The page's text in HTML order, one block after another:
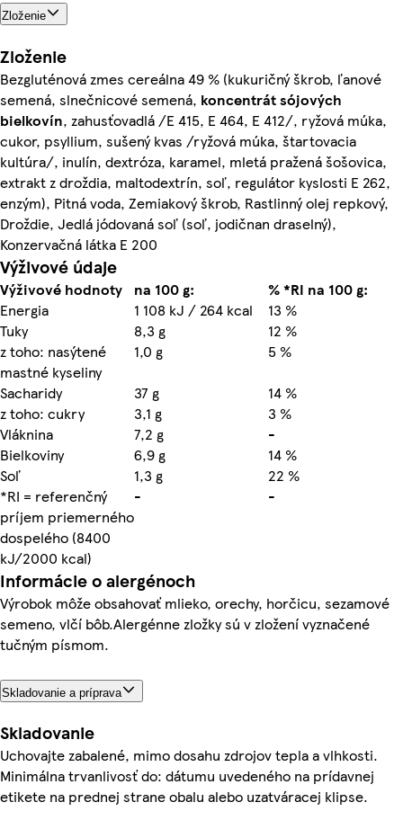
Zloženie
Zloženie
Bezgluténová zmes cereálna 49 % (kukuričný škrob, ľanové
semená, slnečnicové semená, koncentrát sójových
bielkovín, zahusťovadlá /E 415, E 464, E 412/, ryžová múka,
cukor, psyllium, sušený kvas /ryžová múka, štartovacia
kultúra/, inulín, dextróza, karamel, mletá pražená šošovica,
extrakt z droždia, maltodextrín, soľ, regulátor kyslosti E 262,
enzým), Pitná voda, Zemiakový škrob, Rastlinný olej repkový,
Droždie, Jedlá jódovaná soľ (soľ, jodičnan draselný),
Konzervačná látka E 200
Výživové údaje
Výživové hodnoty na 100 g:
% *RI na 100 g:
Energia
1 108 kJ / 264 kcal
13 %
Tuky
8,3 g
12 %
z toho: nasýtené
mastné kyseliny
1,0 g
5 %
Sacharidy
37 g
14 %
z toho: cukry
3,1 g
3 %
Vláknina
7,2 g
-
Bielkoviny
6,9 g
14 %
Soľ
1,3 g
22 %
*RI = referenčný
príjem priemerného
dospelého (8400
kJ/2000 kcal)
- -
Informácie o alergénoch
Výrobok môže obsahovať mlieko, orechy, horčicu, sezamové
semeno, vlčí bôb.Alergénne zložky sú v zložení vyznačené
tučným písmom.
Skladovanie a príprava
Skladovanie
Uchovajte zabalené, mimo dosahu zdrojov tepla a vlhkosti.
Minimálna trvanlivosť do: dátumu uvedeného na prídavnej
etikete na prednej strane obalu alebo uzatváracej klipse.